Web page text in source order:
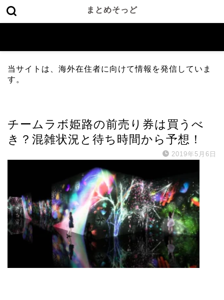
まとめそっど
当サイトは、海外在住者に向けて情報を発信していま
す。
チームラボ姫路の前売り券は買うべ
き？混雑状況と待ち時間から予想！
2019年5月6日